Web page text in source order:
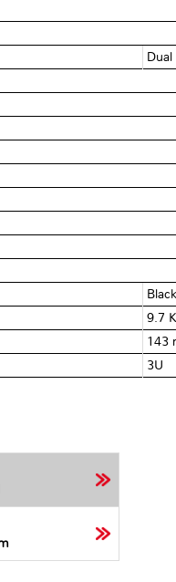
9.7
143
3U